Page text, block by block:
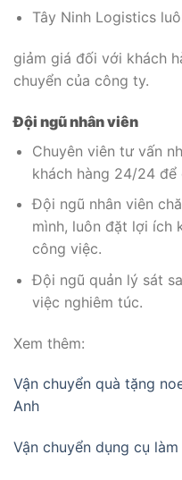
Tây Ninh Logistics
giảm giá đối với khách
chuyển của công ty.
Đội ngũ nhân viên
Chuyên viên tư vấn
khách hàng 24/24
Đội ngũ nhân viên
mình, luôn đặt lợi ích
công việc.
Đội ngũ quản lý sát
việc nghiêm túc.
Xem thêm:
Vận chuyển quà tặng
Anh
Vận chuyển dụng cụ